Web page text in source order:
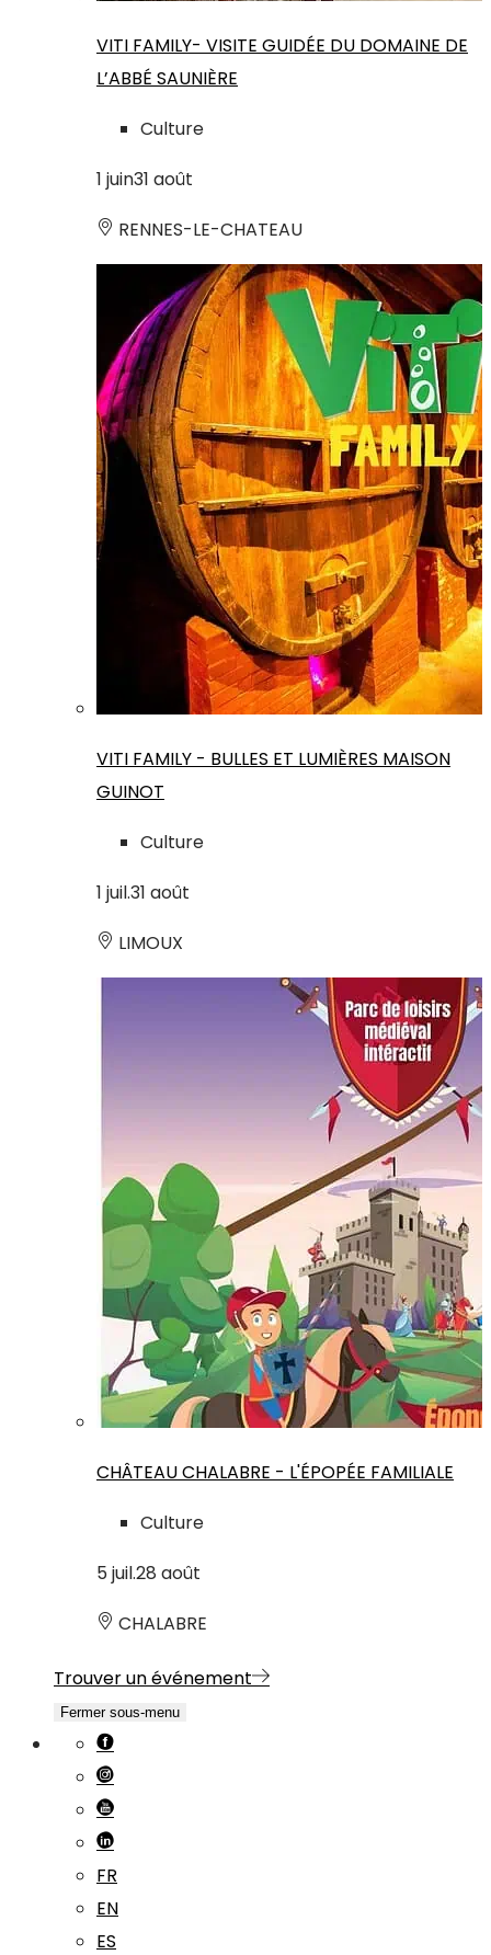
VITI FAMILY- VISITE GUIDÉE DU DOMAINE DE
L’ABBÉ SAUNIÈRE
Culture
1 juin31 août
RENNES-LE-CHATEAU
VITI FAMILY - BULLES ET LUMIÈRES MAISON
GUINOT
Culture
1 juil.31 août
LIMOUX
CHÂTEAU CHALABRE - L'ÉPOPÉE FAMILIALE
Culture
5 juil.28 août
CHALABRE
Trouver un événement
Fermer sous-menu
FR
EN
ES